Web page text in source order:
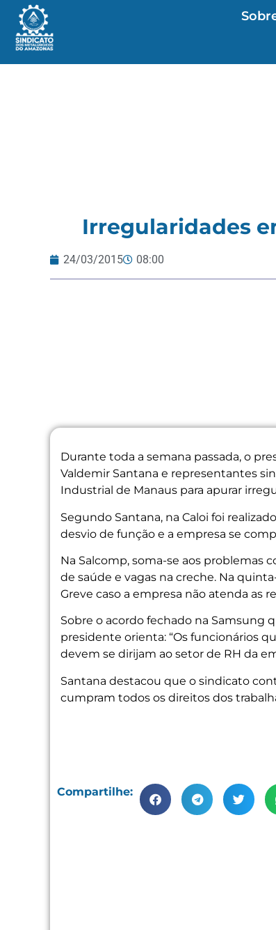
Irregularidades
24/03/2015 08:00
Durante toda a semana passada, o
Valdemir Santana e representantes
Industrial de Manaus para apurar
Segundo Santana, na Caloi foi
desvio de função e a empresa se
Na Salcomp, soma-se aos problemas
de saúde e vagas na creche. Na
Greve caso a empresa não atenda as
Sobre o acordo fechado na Samsung
presidente orienta: “Os funcionários
devem se dirijam ao setor de RH da
Santana destacou que o sindicato
cumpram todos os direitos dos
Compartilhe: